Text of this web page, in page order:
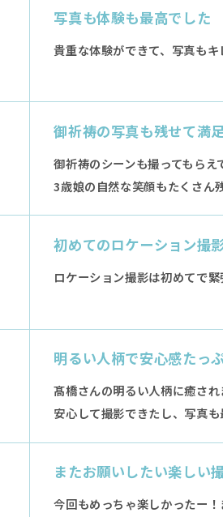
写真も体験も最高でした
貴重な体験ができて、写真も
御祈祷の写真も残せて満足
御祈祷のシーンも撮ってもらえ
3歳娘の自然な笑顔もたくさん
初めてのロケーション撮
ロケーション撮影は初めてで
明るい人柄で安心感たっ
髙橋さんの明るい人柄に癒され
安心して撮影できたし、写真も
またお願いしたい楽しい
今回もめっちゃ楽しかったー